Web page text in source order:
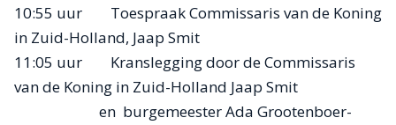
10:55 uur Toespraak Commissaris van de Koning
in Zuid-Holland, Jaap Smit
11:05 uur Kranslegging door de Commissaris
van de Koning in Zuid-Holland Jaap Smit
en burgemeester Ada Grootenboer-